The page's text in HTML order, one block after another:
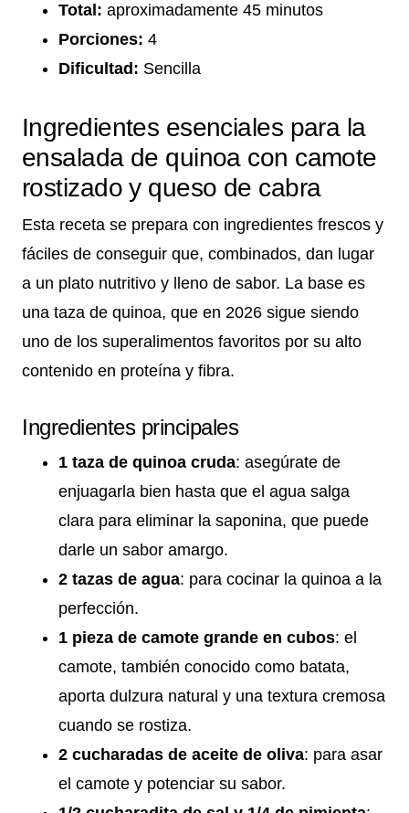
Total: aproximadamente 45 minutos
Porciones: 4
Dificultad: Sencilla
Ingredientes esenciales para la
ensalada de quinoa con camote
rostizado y queso de cabra
Esta receta se prepara con ingredientes frescos y
fáciles de conseguir que, combinados, dan lugar
a un plato nutritivo y lleno de sabor. La base es
una taza de quinoa, que en 2026 sigue siendo
uno de los superalimentos favoritos por su alto
contenido en proteína y fibra.
Ingredientes principales
1 taza de quinoa cruda: asegúrate de
enjuagarla bien hasta que el agua salga
clara para eliminar la saponina, que puede
darle un sabor amargo.
2 tazas de agua: para cocinar la quinoa a la
perfección.
1 pieza de camote grande en cubos: el
camote, también conocido como batata,
aporta dulzura natural y una textura cremosa
cuando se rostiza.
2 cucharadas de aceite de oliva: para asar
el camote y potenciar su sabor.